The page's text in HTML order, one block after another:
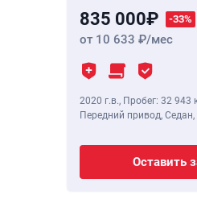
835 000 -33%
от 10 633 /мес
2020 г.в., Пробег: 32 943
Передний привод, Седан,
Оставить